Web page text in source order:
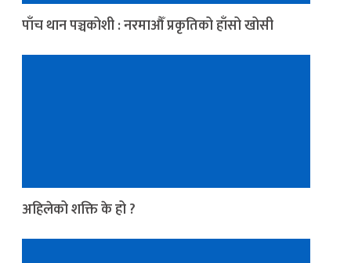
पाँच थान पञ्चकोशी : नरमाऔँ प्रकृतिको हाँसो खोसी
अहिलेको शक्ति के हो ?